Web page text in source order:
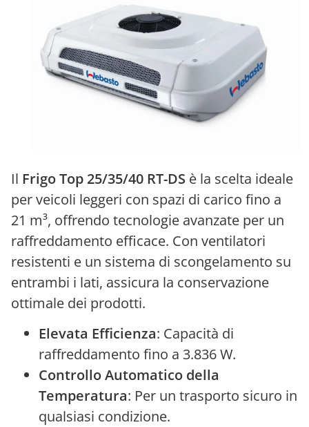
Il Frigo Top 25/35/40 RT-DS è la scelta ideale
per veicoli leggeri con spazi di carico fino a
21 m³, offrendo tecnologie avanzate per un
raffreddamento efficace. Con ventilatori
resistenti e un sistema di scongelamento su
entrambi i lati, assicura la conservazione
ottimale dei prodotti.
Elevata Efficienza: Capacità di
raffreddamento fino a 3.836 W.
Controllo Automatico della
Temperatura: Per un trasporto sicuro in
qualsiasi condizione.